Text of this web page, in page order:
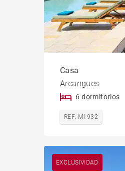
Casa
Arcangues
6 dormitorios
REF. M1932
EXCLUSIVIDAD